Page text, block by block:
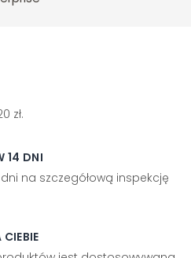
zł.
14 DNI
na szczegółową inspekcję